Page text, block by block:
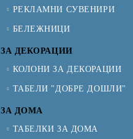
РЕКЛАМНИ СУВЕНИРИ
БЕЛЕЖНИЦИ
ЗА ДЕКОРАЦИИ
КОЛОНИ ЗА ДЕКОРАЦИИ
ТАБЕЛИ "ДОБРЕ ДОШЛИ"
ЗА ДОМА
ТАБЕЛКИ ЗА ДОМА